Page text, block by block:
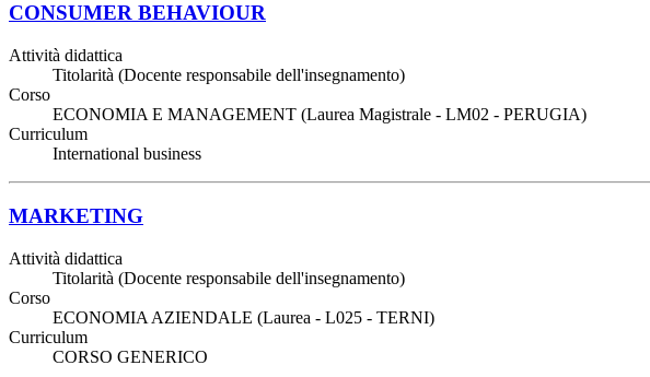
CONSUMER BEHAVIOUR
Attività didattica
Titolarità (Docente responsabile dell'insegnamento)
Corso
ECONOMIA E MANAGEMENT (Laurea Magistrale - LM02 - PERUGIA)
Curriculum
International business
MARKETING
Attività didattica
Titolarità (Docente responsabile dell'insegnamento)
Corso
ECONOMIA AZIENDALE (Laurea - L025 - TERNI)
Curriculum
CORSO GENERICO